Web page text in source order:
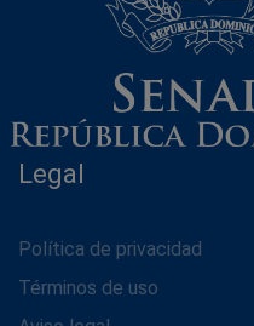
Legal
Política de privacidad
Términos de uso